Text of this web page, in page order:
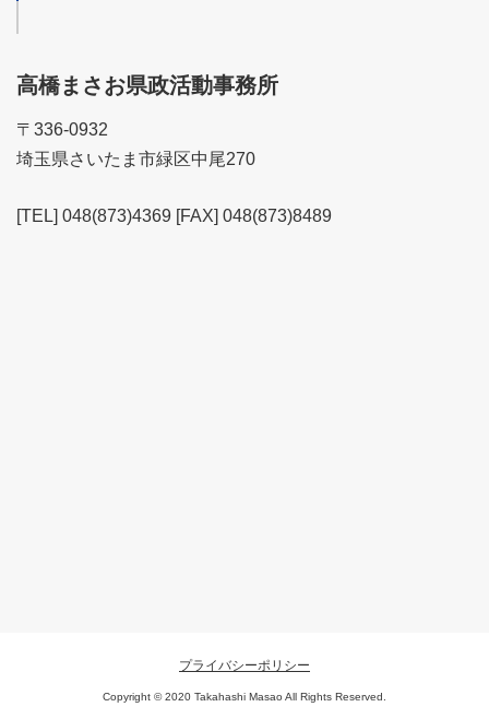
高橋まさお県政活動事務所
〒336-0932
埼玉県さいたま市緑区中尾270
[TEL] 048(873)4369 [FAX] 048(873)8489
プライバシーポリシー
Copyright © 2020 Takahashi Masao All Rights Reserved.